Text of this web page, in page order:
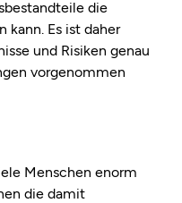
die
kann. Es ist daher
und Risiken genau
vorgenommen
Menschen enorm
die damit